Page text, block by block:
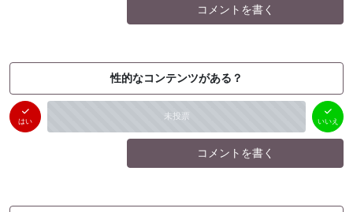
コメントを書く
性的なコンテンツがある？
はい 未投票
いいえ
（ 0件）
いいえ
コメントを書く